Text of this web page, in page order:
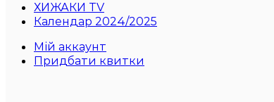
ХИЖАКИ TV
Календар 2024/2025
Мій аккаунт
Придбати квитки